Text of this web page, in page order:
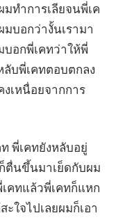
ทำการเลียจนพี่เค
บอกว่างั้นเรามา
อกพี่เคทว่าให้พี่
บพี่เคทตอบตกลง
เหนื่อยจากการ
พี่เคทยังหลับอยู่
ตื่นขึ้นมาเย็ดกับผม
คทแล้วพี่เคทก็แหก
ใจไปเลยผมก็เอา